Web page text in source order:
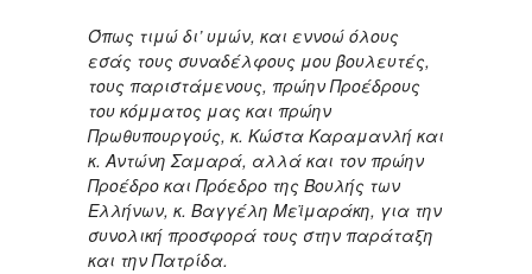
Όπως τιμώ δι’ υμών, και εννοώ όλους
εσάς τους συναδέλφους μου βουλευτές,
τους παριστάμενους, πρώην Προέδρους
του κόμματος μας και πρώην
Πρωθυπουργούς, κ. Κώστα Καραμανλή και
κ. Αντώνη Σαμαρά, αλλά και τον πρώην
Προέδρο και Πρόεδρο της Βουλής των
Ελλήνων, κ. Βαγγέλη Μεϊμαράκη, για την
συνολική προσφορά τους στην παράταξη
και την Πατρίδα.